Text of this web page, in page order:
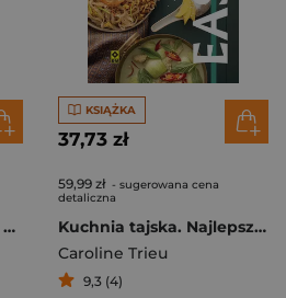
Polskie zioła lecznicze i uzdrawiające wyd. 2026
KSIĄŻKA
37,73 zł
59,99 zł - sugerowana cena
detaliczna
Kuchnia tajska. Najlepsze przepisy
Caroline Trieu
9,3 (4)